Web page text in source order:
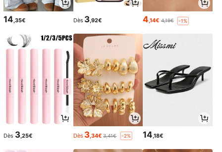
14,35€ Dès 3,92€ 4,14€ 4,19€ -1%
Dès 3,25€ Dès 3 ,34€ 3,41€ -2% 14 ,18€